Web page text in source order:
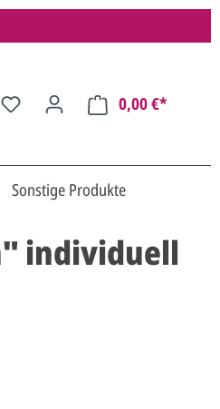
0,00 €*
Sonstige Produkte
individuell